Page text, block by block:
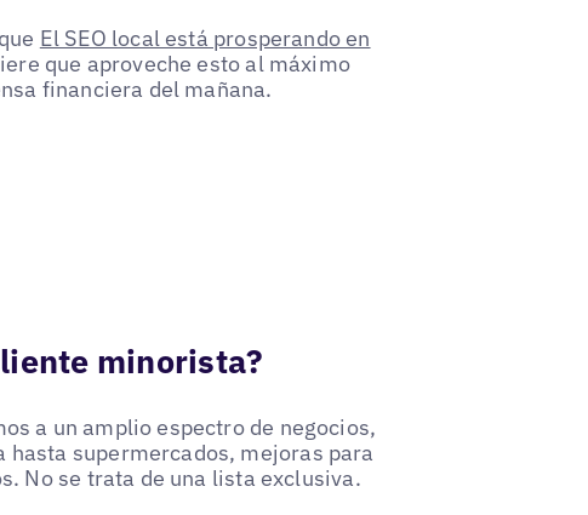
El SEO local está prosperando en
que aproveche esto al máximo
financiera del mañana.
minorista?
a un amplio espectro de negocios,
hasta supermercados, mejoras para
No se trata de una lista exclusiva.